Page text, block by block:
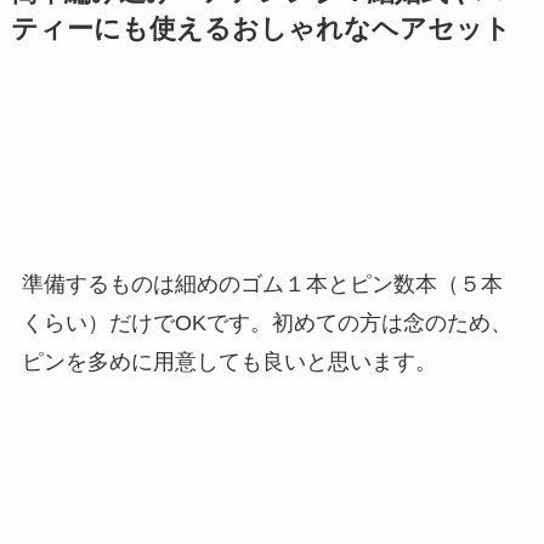
ティーにも使えるおしゃれなヘアセット
準備するものは細めのゴム１本とピン数本（５本
くらい）だけでOKです。初めての方は念のため、
ピンを多めに用意しても良いと思います。